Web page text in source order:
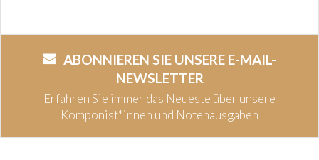
ABONNIEREN SIE UNSERE E-MAIL-
NEWSLETTER
Erfahren Sie immer das Neueste über unsere
Komponist*innen und Notenausgaben